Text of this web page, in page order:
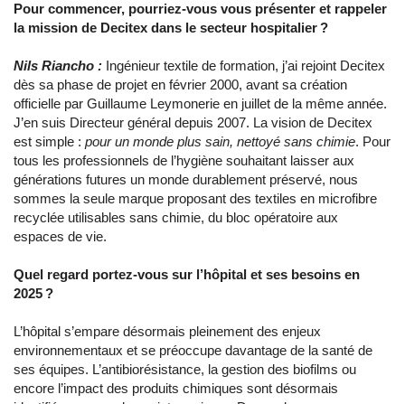
Pour commencer, pourriez-vous vous présenter et rappeler
la mission de Decitex dans le secteur hospitalier ?
Nils Riancho : Ingénieur textile de formation, j’ai rejoint Decitex
dès sa phase de projet en février 2000, avant sa création
officielle par Guillaume Leymonerie en juillet de la même année.
J’en suis Directeur général depuis 2007. La vision de Decitex
est simple : pour un monde plus sain, nettoyé sans chimie. Pour
tous les professionnels de l’hygiène souhaitant laisser aux
générations futures un monde durablement préservé, nous
sommes la seule marque proposant des textiles en microfibre
recyclée utilisables sans chimie, du bloc opératoire aux
espaces de vie.
Quel regard portez-vous sur l’hôpital et ses besoins en
2025 ?
L’hôpital s’empare désormais pleinement des enjeux
environnementaux et se préoccupe davantage de la santé de
ses équipes. L’antibiorésistance, la gestion des biofilms ou
encore l’impact des produits chimiques sont désormais